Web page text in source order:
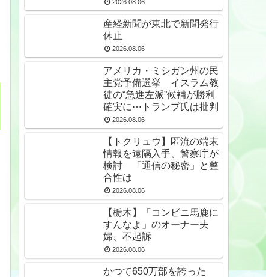
2026.08.06
産経新聞が東北で新聞発行
休止
2026.08.06
アメリカ・ミシガン州の民
主党予備選挙 イスラム教
徒の“急進左派”候補が勝利
確実に⋯トランプ氏は批判
2026.08.06
【トクリュウ】匿流の端末
情報を遠隔入手、警察庁が
検討 「通信の秘密」と整
合性は
2026.08.06
【栃木】「コンビニ馬鹿に
すんなよ」のオーナー夫
婦、不起訴
2026.08.06
かつて650万部を誇った